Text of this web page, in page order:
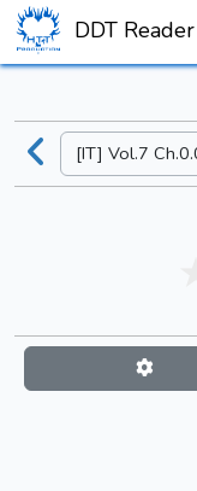
DDT Reader